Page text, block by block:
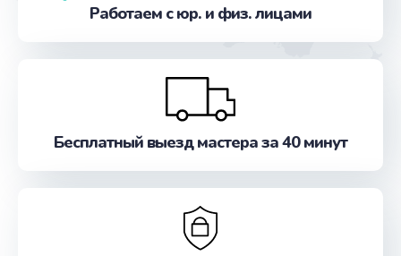
Замена помпы
от 1000 руб.
Замена платы логики
Заказать
Работаем с юр. и физ. лицами
Бесплатный выезд мастера за 40 минут